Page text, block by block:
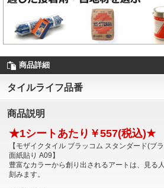
商品詳細
タイルライフ品番
商品説明
★1シートあたり￥557(税込)★
【モザイクタイル ブラッコム スタンダード(ブ
面紙貼り A09】
豊富なカラーから創り出されるアートは、見る
刻みます。